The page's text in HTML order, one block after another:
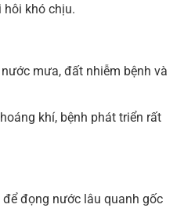
hôi khó chịu.
mưa, đất nhiễm bệnh và
khí, bệnh phát triển rất
đọng nước lâu quanh gốc